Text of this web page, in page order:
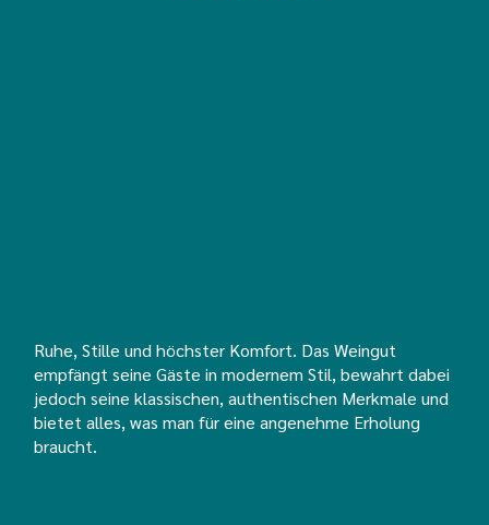
Ruhe, Stille und höchster Komfort. Das Weingut
empfängt seine Gäste in modernem Stil, bewahrt dabei
jedoch seine klassischen, authentischen Merkmale und
bietet alles, was man für eine angenehme Erholung
braucht.